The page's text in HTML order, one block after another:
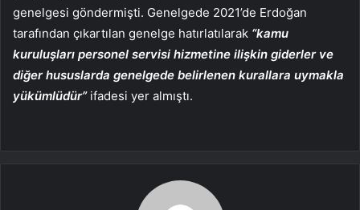
genelgesi göndermişti. Genelgede 2021’de Erdoğan
tarafından çıkartılan genelge hatırlatılarak “kamu
kuruluşları personel servisi hizmetine ilişkin giderler ve
diğer hususlarda genelgede belirlenen kurallara uymakla
yükümlüdür”ifadesi yer almıştı.